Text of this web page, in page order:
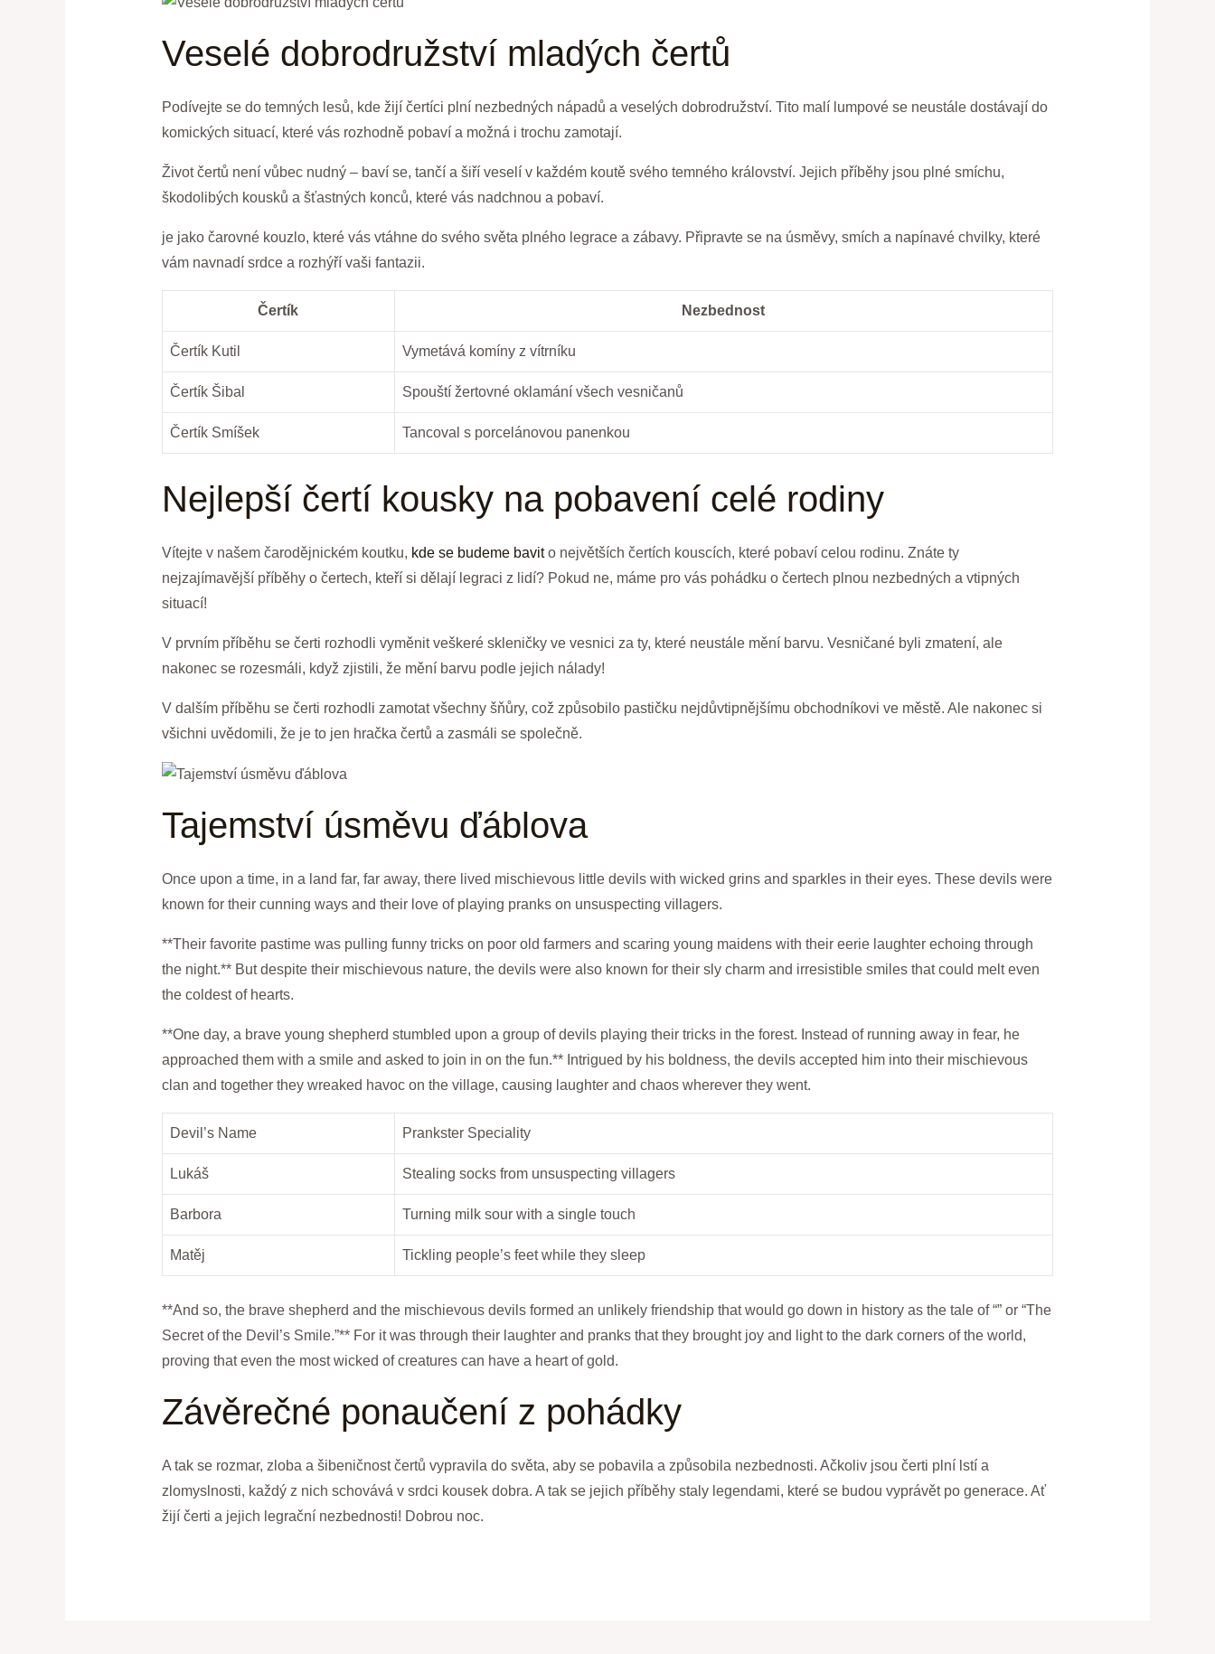
Veselé⁣ dobrodružství mladých čertů
Podívejte ⁤se do‌ temných lesů, kde žijí čertíci‍ plní nezbedných nápadů a veselých dobrodružství.⁢ Tito ⁤malí lumpové se neustále dostávají do ​
komických situací,⁤ které⁤ vás ‍rozhodně pobaví a možná‍ i trochu⁢ zamotají.
Život čertů není vůbec​ nudný – baví ‍se, tančí ​a šiří veselí v každém koutě svého⁤ temného království.‍ Jejich příběhy jsou plné smíchu,⁤
škodolibých kousků ‍a šťastných konců, ⁣které⁣ vás ⁣nadchnou a pobaví.
je jako ⁢čarovné ⁢kouzlo, ‌které vás⁢ vtáhne⁤ do svého ⁣světa plného legrace a zábavy. Připravte se ⁢na ​úsměvy, smích ‌a napínavé chvilky, které
vám navnadí srdce a rozhýří vaši fantazii.
Čertík Nezbednost
Čertík Kutil Vymetává komíny z vítrníku
Čertík Šibal Spouští žertovné oklamání všech ‌vesničanů
Čertík Smíšek Tancoval s porcelánovou panenkou
Nejlepší čertí kousky⁢ na pobavení celé ⁤rodiny
Vítejte ‌v⁤ našem čarodějnickém⁤ koutku, kde se budeme bavito‌ největších čertích⁤ kouscích, které pobaví ​celou rodinu. Znáte​ ty
nejzajímavější příběhy o čertech, kteří ‍si⁣ dělají ⁤legraci z lidí? ‍Pokud ne, máme pro vás pohádku o čertech⁣ plnou nezbedných a vtipných
⁤situací!
V ‌prvním příběhu se čerti rozhodli vyměnit veškeré‍ skleničky ve vesnici za ⁢ty, které neustále mění‌ barvu. Vesničané byli zmatení, ale‍
nakonec se rozesmáli, když zjistili, že mění​ barvu podle⁤ jejich nálady!
V dalším ⁣příběhu se čerti rozhodli zamotat všechny šňůry, ​což způsobilo ⁣pastičku nejdůvtipnějšímu obchodníkovi ve městě. ⁢Ale nakonec si
všichni uvědomili, že​ je to jen hračka čertů a zasmáli se společně.
Tajemství úsměvu ďáblova
Once upon a time, in⁢ a land far, far away, ⁣there ⁤lived mischievous little devils with wicked grins and sparkles in their‍ eyes. These devils were
known for their cunning ways and ​their love of​ playing pranks ⁢on unsuspecting villagers.
**Their favorite pastime ⁣was pulling funny tricks on ⁤poor⁣ old⁤ farmers and scaring⁤ young‌ maidens with their eerie ⁢laughter ‍echoing through
the ⁣night.** But despite their ‍mischievous nature, the devils were also known for their ⁤sly ⁣charm and irresistible smiles that could​ melt ⁤even
the coldest of ⁢hearts.
**One day, ‍a brave ⁤young‌ shepherd stumbled upon a ‌group⁤ of ⁣devils playing their tricks in the forest.‍ Instead of running away‍ in fear, he
approached them ⁢with a smile and asked to join in on the fun.** ⁣Intrigued by ​his boldness, the ⁤devils accepted him into their mischievous
clan and together they ⁣wreaked ⁤havoc⁣ on the village, causing​ laughter and chaos wherever they went.
Devil’s Name Prankster ⁣Speciality
Lukáš Stealing socks ⁣from⁢ unsuspecting​ villagers
Barbora Turning milk sour​ with a ⁢single touch
Matěj Tickling people’s feet while‌ they sleep
**And so, the brave‍ shepherd⁤ and the mischievous devils‍ formed an unlikely friendship that would ⁣go ⁢down in history as the‌ tale of “” or “The
Secret ⁤of the ‌Devil’s Smile.”** For it ⁣was through⁤ their laughter​ and⁤ pranks that they brought⁣ joy and light to the dark corners of​ the‍ world,
proving that ‌even ⁤the most wicked of ⁢creatures ‍can have​ a ‌heart of gold.
Závěrečné ponaučení z⁤ pohádky
A tak ⁤se ⁣rozmar, zloba a šibeničnost čertů vypravila do ‍světa, aby se pobavila a způsobila nezbednosti. Ačkoliv⁤ jsou⁤ čerti⁢ plní lstí a​
zlomyslnosti, každý z nich schovává v ‌srdci kousek dobra. ​A ‍tak se jejich příběhy staly ‌legendami, které se budou vyprávět po generace. Ať
žijí ​čerti a jejich legrační nezbednosti! Dobrou noc.